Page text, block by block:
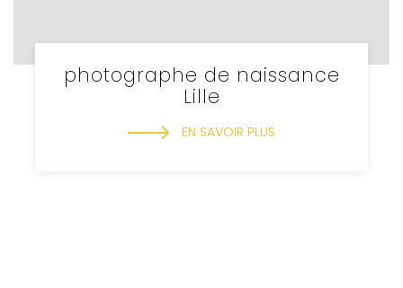
photographe de naissance
Lille
EN SAVOIR PLUS